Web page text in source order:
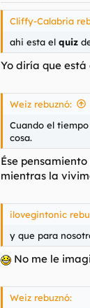
Cliffy-Calabria
ahi esta el quiz
Yo diría que está
Weiz rebuznó:
Cuando el
cosa.
Ése
mientras la
ilovegintonic
y que para
No me le
Weiz rebuznó: